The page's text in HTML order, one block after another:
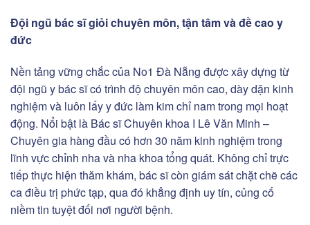
Đội ngũ bác sĩ giỏi chuyên môn, tận tâm và đề cao y
đức
Nền tảng vững chắc của No1 Đà Nẵng được xây dựng từ
đội ngũ y bác sĩ có trình độ chuyên môn cao, dày dặn kinh
nghiệm và luôn lấy y đức làm kim chỉ nam trong mọi hoạt
động. Nổi bật là Bác sĩ Chuyên khoa I Lê Văn Minh –
Chuyên gia hàng đầu có hơn 30 năm kinh nghiệm trong
lĩnh vực chỉnh nha và nha khoa tổng quát. Không chỉ trực
tiếp thực hiện thăm khám, bác sĩ còn giám sát chặt chẽ các
ca điều trị phức tạp, qua đó khẳng định uy tín, củng cố
niềm tin tuyệt đối nơi người bệnh.